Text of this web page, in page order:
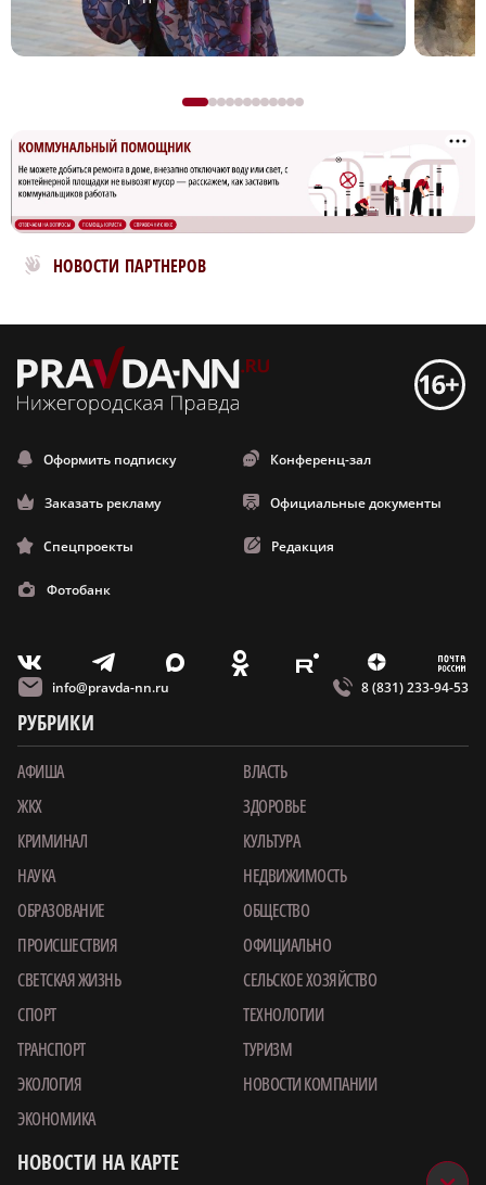
НОВОСТИ ПАРТНЕРОВ
Новости МирТесен
Оформить подписку Конференц-зал
Заказать рекламу Официальные документы
Спецпроекты Редакция
Фотобанк
V T X O E Z m
info@pravda-nn.ru 8 (831) 233-94-53
РУБРИКИ
АФИША
ВЛАСТЬ
ЖКХ
ЗДОРОВЬЕ
КРИМИНАЛ
КУЛЬТУРА
НАУКА
НЕДВИЖИМОСТЬ
ОБРАЗОВАНИЕ
ОБЩЕСТВО
ПРОИСШЕСТВИЯ
ОФИЦИАЛЬНО
СВЕТСКАЯ ЖИЗНЬ
СЕЛЬСКОЕ ХОЗЯЙСТВО
СПОРТ
ТЕХНОЛОГИИ
ТРАНСПОРТ
ТУРИЗМ
ЭКОЛОГИЯ
НОВОСТИ КОМПАНИИ
ЭКОНОМИКА
НОВОСТИ НА КАРТЕ